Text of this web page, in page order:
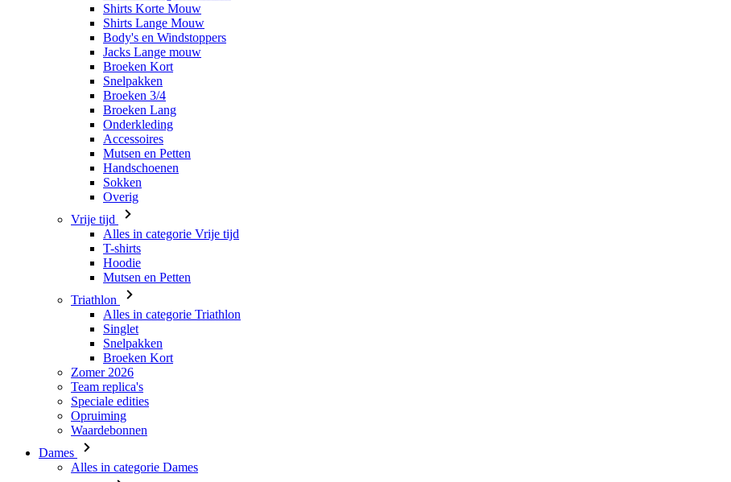
Shirts Korte Mouw
Shirts Lange Mouw
Body's en Windstoppers
Jacks Lange mouw
Broeken Kort
Snelpakken
Broeken 3/4
Broeken Lang
Onderkleding
Accessoires
Mutsen en Petten
Handschoenen
Sokken
Overig
Vrije tijd
Alles in categorie Vrije tijd
T-shirts
Hoodie
Mutsen en Petten
Triathlon
Alles in categorie Triathlon
Singlet
Snelpakken
Broeken Kort
Zomer 2026
Team replica's
Speciale edities
Opruiming
Waardebonnen
Dames
Alles in categorie Dames